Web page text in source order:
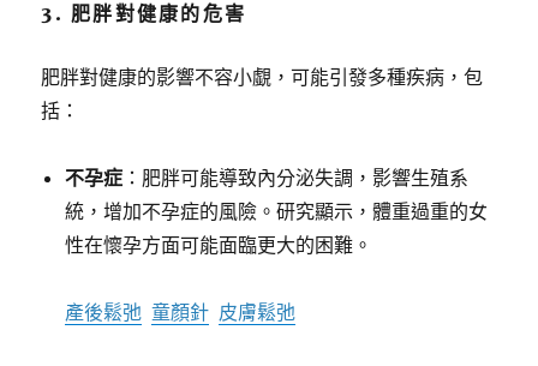
3. 肥胖對健康的危害
肥胖對健康的影響不容小覷，可能引發多種疾病，包
括：
不孕症 ：肥胖可能導致內分泌失調，影響生殖系
統，增加不孕症的風險。研究顯示，體重過重的女
性在懷孕方面可能面臨更大的困難。
產後鬆弛 童顏針 皮膚鬆弛